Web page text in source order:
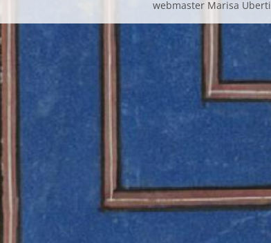
webmaster Marisa Uberti